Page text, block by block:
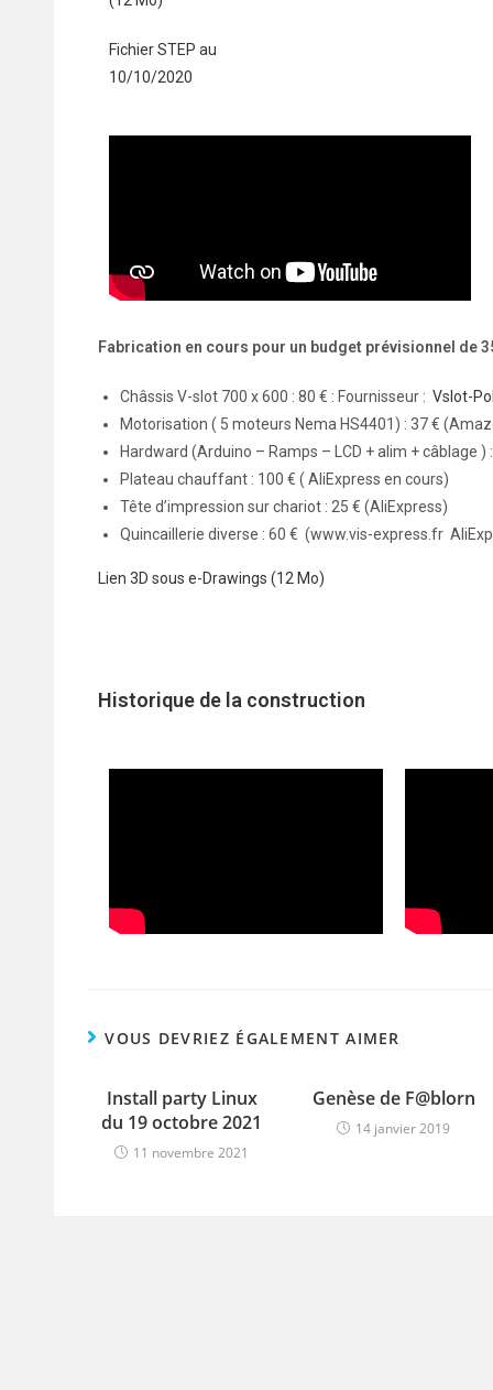
Fichier STEP au
10/10/2020
Fabrication en cours pour un budget prévisionnel de
Châssis V-slot 700 x 600 : 80 € : Fournisseur : Vslot-
Motorisation ( 5 moteurs Nema HS4401) : 37 €
Hardward (Arduino – Ramps – LCD + alim + câblage
Plateau chauffant : 100 € ( AliExpress en cours)
Tête d’impression sur chariot : 25 € (AliExpress)
Quincaillerie diverse : 60 € (www.vis-express.fr
Lien 3D sous e-Drawings (12 Mo)
Historique de la construction
VOUS DEVRIEZ ÉGALEMENT AIMER
Install party Linux
du 19 octobre 2021
11 novembre 2021
Genèse de F@blorn
14 janvier 2019